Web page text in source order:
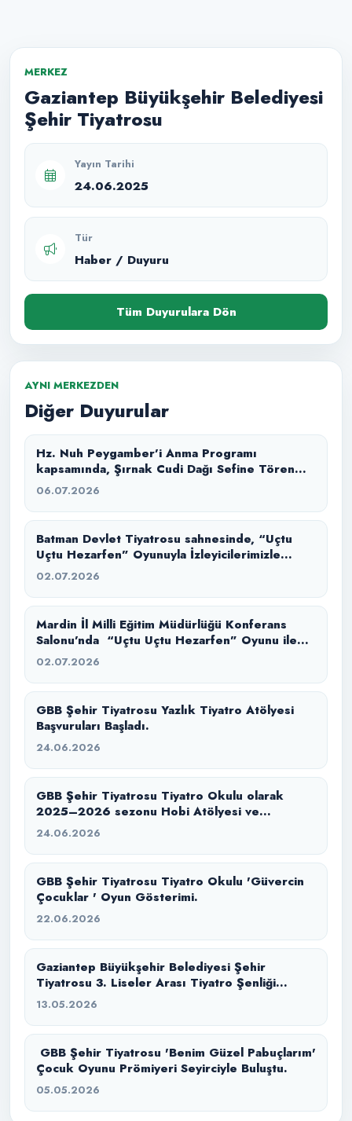
MERKEZ
Gaziantep Büyükşehir Belediyesi
Şehir Tiyatrosu
Yayın Tarihi
24.06.2025
Tür
Haber / Duyuru
Tüm Duyurulara Dön
AYNI MERKEZDEN
Diğer Duyurular
Hz. Nuh Peygamber’i Anma Programı
kapsamında, Şırnak Cudi Dağı Sefine Tören
Alanı’nda “Büyük Tufan” masal anlatımı ile
06.07.2026
Batman Devlet Tiyatrosu sahnesinde, “Uçtu
Uçtu Hezarfen” Oyunuyla İzleyicilerimizle
Buluştuk.
02.07.2026
Mardin İl Milli Eğitim Müdürlüğü Konferans
Salonu’nda “Uçtu Uçtu Hezarfen” Oyunu ile
İzleyicilerimizle Buluştuk.
02.07.2026
GBB Şehir Tiyatrosu Yazlık Tiyatro Atölyesi
Başvuruları Başladı.
24.06.2026
GBB Şehir Tiyatrosu Tiyatro Okulu olarak
2025–2026 sezonu Hobi Atölyesi ve
Konservatuvara Hazırlık eğitim sürecimizi
24.06.2026
GBB Şehir Tiyatrosu Tiyatro Okulu 'Güvercin
Çocuklar ' Oyun Gösterimi.
22.06.2026
Gaziantep Büyükşehir Belediyesi Şehir
Tiyatrosu 3. Liseler Arası Tiyatro Şenliği
başlıyor.
13.05.2026
GBB Şehir Tiyatrosu 'Benim Güzel Pabuçlarım'
Çocuk Oyunu Prömiyeri Seyirciyle Buluştu.
05.05.2026